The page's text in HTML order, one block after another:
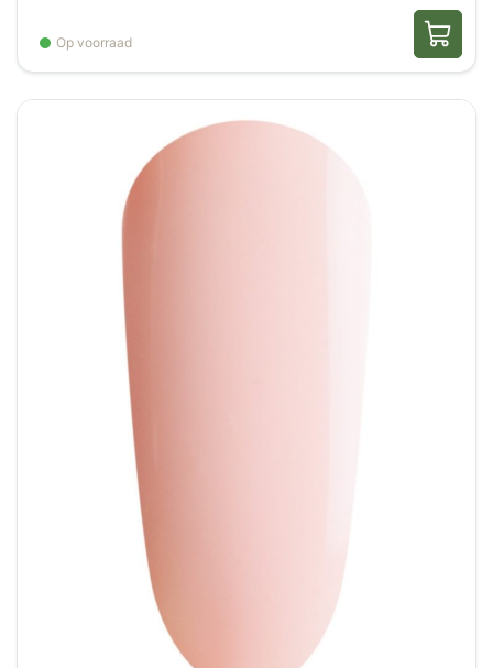
was:
€23,95.
is:
€16,75.
Op voorraad